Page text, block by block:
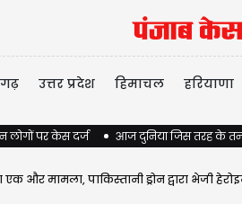
उत्तर प्रदेश हिमाचल हरियाणा
लोगों पर केस दर्ज आज दुनिया जिस तरह के
और मामला, पाकिस्तानी ड्रोन द्वारा भेजी